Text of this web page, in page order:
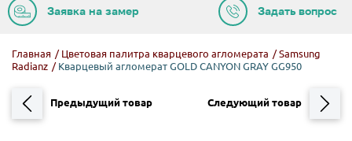
Задать вопрос
Заявка на замер
Главная / Цветовая палитра кварцевого агломерата /Samsung
Radianz / Кварцевый агломерат GOLD CANYON GRAY GG950